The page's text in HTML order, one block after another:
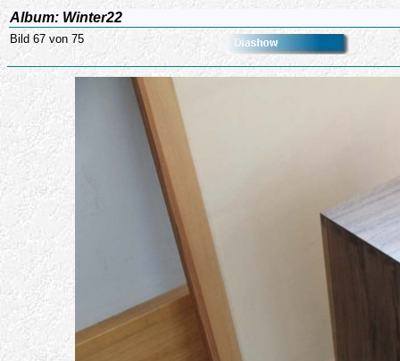
Album: Winter22
Bild 67 von 75